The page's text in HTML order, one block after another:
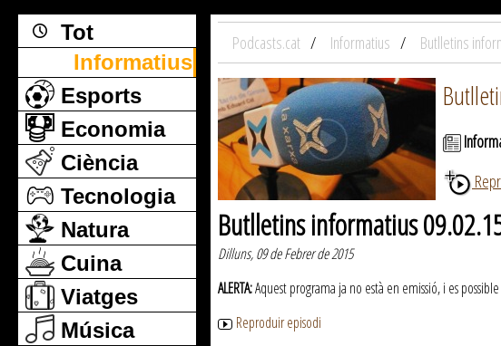
Tot
Informatius
Esports
Economia
Ciència
Tecnologia
Natura
Cuina
Viatges
Música
Podcasts.cat Informatius Butlletins
Butlletins informatius
Dilluns, 09 de Febrer de 2015
ALERTA:Aquest programa ja no està en emissió, i es
Reproduir episodi